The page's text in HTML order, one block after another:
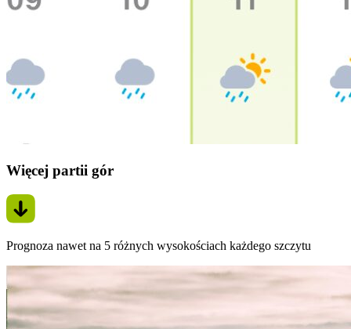
Więcej partii gór
Prognoza nawet na 5 różnych wysokościach każdego szczytu